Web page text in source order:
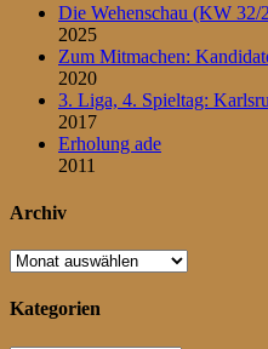
Die Wehenschau (KW 32/
2025
Zum Mitmachen:
2020
3. Liga, 4. Spieltag:
2017
Erholung ade
2011
Archiv
Archiv
Kategorien